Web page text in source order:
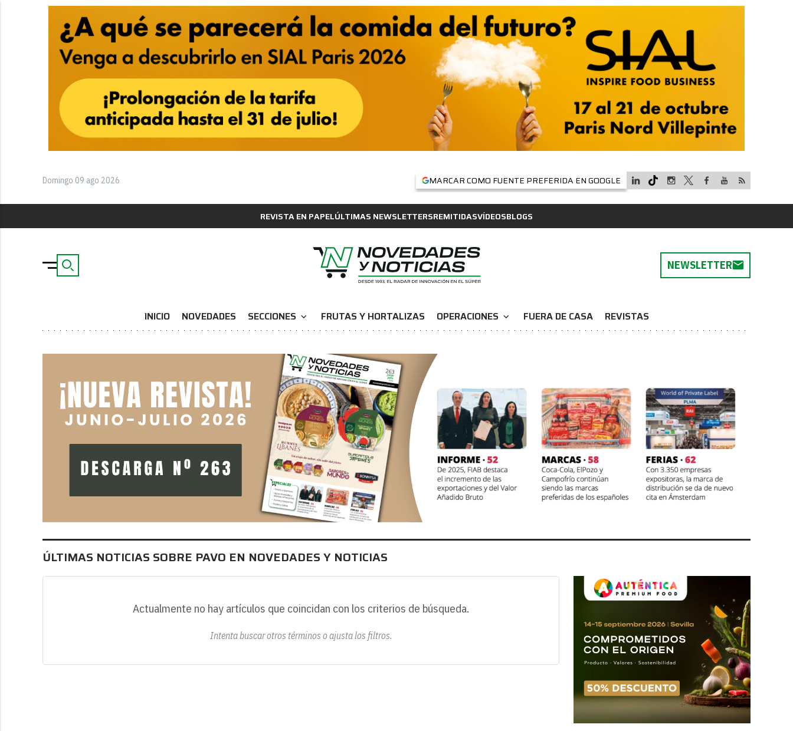
Domingo 09 ago 2026 MARCAR COMO FUENTE PREFERIDA EN GOOGLE
REVISTA EN PAPELÚLTIMAS NEWSLETTERSREMITIDASVÍDEOSBLOGS
NEWSLETTER
INICIO NOVEDADES SECCIONES expand_more FRUTAS Y HORTALIZAS OPERACIONES expand_more FUERA DE CASA REVISTAS
ÚLTIMAS NOTICIAS SOBRE PAVO EN NOVEDADES Y NOTICIAS
Actualmente no hay artículos que coincidan con los criterios de búsqueda.
Intenta buscar otros términos o ajusta los filtros.